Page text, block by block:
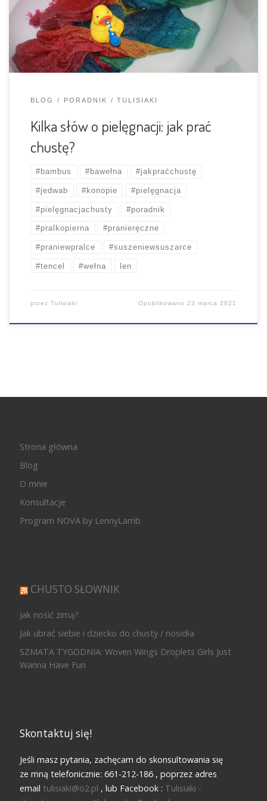
powodzeniem służyć kolejnym chuściochom przez długie
lata, aby jednak tak było potrzebuje odpowiedniej
pielęgnacji. […]
BLOG PORADNIK TULISIAKI
Kilka słów o pielęgnacji: jak prać
chustę?
#bambus #bawełna #jakpraćchustę
#jedwab #konopie #pielęgnacja
#pielęgnacjachusty #poradnik
#pralkopierna #pranieręczne
#praniewpralce #suszeniewsuszarce
#tencel #wełna len
przez Tulisiaki Opublikowano23 marca 2021
Strona główna
Blog
O mnie
Konsultacje
Program NOVA by LennyLamb
CHUSTO SŁOWNIK
Jak nosić zimą?
Jak ubrać siebie i dziecko do chusty / nosidła
SZMATA TYGODNIA: Woven Wings Droplets Girls Just
Wanna Have Fun
Skontaktuj się!
Jeśli masz pytania, zachęcam do skonsultowania się
ze mną telefonicznie: 661-212-186 , poprzez adres
email tulisiaki@o2.pl , lub Facebook : Tulisiaki -